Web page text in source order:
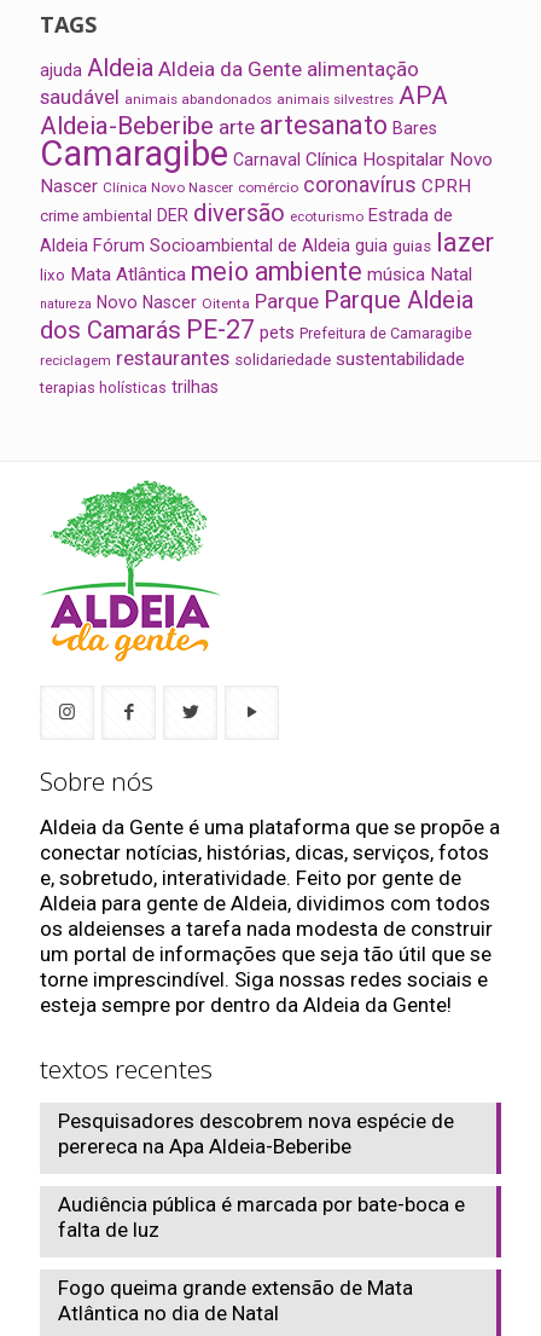
TAGS
ajuda Aldeia Aldeia da Gente alimentação
saudável animais abandonados animais silvestres APA
Aldeia-Beberibe arte artesanato Bares
Camaragibe Carnaval Clínica Hospitalar Novo
Nascer Clínica Novo Nascer comércio coronavírus CPRH
crime ambiental DER diversão ecoturismo Estrada de
Aldeia Fórum Socioambiental de Aldeia guia guias lazer
lixo Mata Atlântica meio ambiente música Natal
natureza Novo Nascer Oitenta Parque Parque Aldeia
dos Camarás PE-27 pets Prefeitura de Camaragibe
reciclagem restaurantes solidariedade sustentabilidade
terapias holísticas trilhas
Sobre nós
Aldeia da Gente é uma plataforma que se propõe a
conectar notícias, histórias, dicas, serviços, fotos
e, sobretudo, interatividade. Feito por gente de
Aldeia para gente de Aldeia, dividimos com todos
os aldeienses a tarefa nada modesta de construir
um portal de informações que seja tão útil que se
torne imprescindível. Siga nossas redes sociais e
esteja sempre por dentro da Aldeia da Gente!
textos recentes
Pesquisadores descobrem nova espécie de
perereca na Apa Aldeia-Beberibe
Audiência pública é marcada por bate-boca e
falta de luz
Fogo queima grande extensão de Mata
Atlântica no dia de Natal